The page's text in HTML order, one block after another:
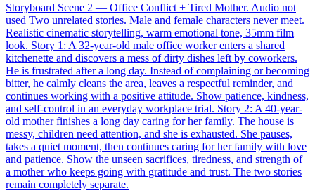
Storyboard Scene 2 — Office Conflict + Tired Mother. Audio not
used Two unrelated stories. Male and female characters never meet.
Realistic cinematic storytelling, warm emotional tone, 35mm film
look. Story 1: A 32-year-old male office worker enters a shared
kitchenette and discovers a mess of dirty dishes left by coworkers.
He is frustrated after a long day. Instead of complaining or becoming
bitter, he calmly cleans the area, leaves a respectful reminder, and
continues working with a positive attitude. Show patience, kindness,
and self-control in an everyday workplace trial. Story 2: A 40-year-
old mother finishes a long day caring for her family. The house is
messy, children need attention, and she is exhausted. She pauses,
takes a quiet moment, then continues caring for her family with love
and patience. Show the unseen sacrifices, tiredness, and strength of
a mother who keeps going with gratitude and trust. The two stories
remain completely separate.